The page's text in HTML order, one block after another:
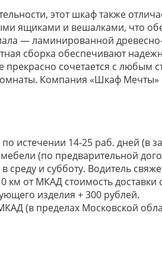
этот шкаф также
ящиками и вешалками, что
— ламинированной
сборка обеспечивают
сочетается с любым
Компания «Шкаф Мечты»
по истечении 14-25 раб. дней (в
(по предварительной
среду и субботу. Водитель
км от МКАД стоимость
изделия + 300 рублей.
(в пределах Московской